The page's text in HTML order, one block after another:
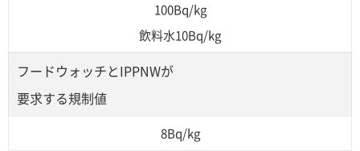
100Bq/kg
飲料水10Bq/kg
フードウォッチとIPPNWが
要求する規制値
8Bq/kg